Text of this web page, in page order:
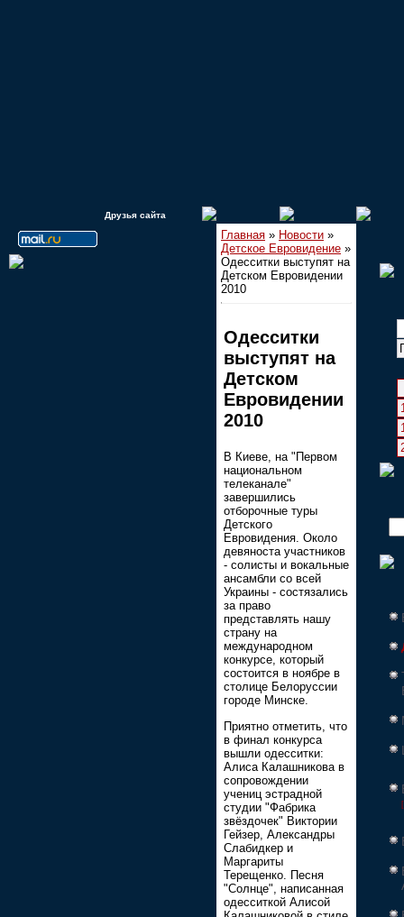
Друзья сайта
Главная » Новости »
Детское Евровидение »
Одесситки выступят на
Детском Евровидении
2010
Одесситки
выступят на
Детском
Евровидении
2010
В Киеве, на "Первом
национальном
телеканале"
завершились
отборочные туры
Детского
Евровидения. Около
девяноста участников
- солисты и вокальные
ансамбли со всей
Украины - состязались
за право
представлять нашу
страну на
международном
конкурсе, который
состоится в ноябре в
столице Белоруссии
городе Минске.
Приятно отметить, что
в финал конкурса
вышли одесситки:
Алиса Калашникова в
сопровождении
учениц эстрадной
студии "Фабрика
звёздочек" Виктории
Гейзер, Александры
Слабидкер и
Маргариты
Терещенко. Песня
"Солнце", написанная
одесситкой Алисой